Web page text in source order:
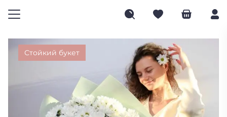
Стойкий букет